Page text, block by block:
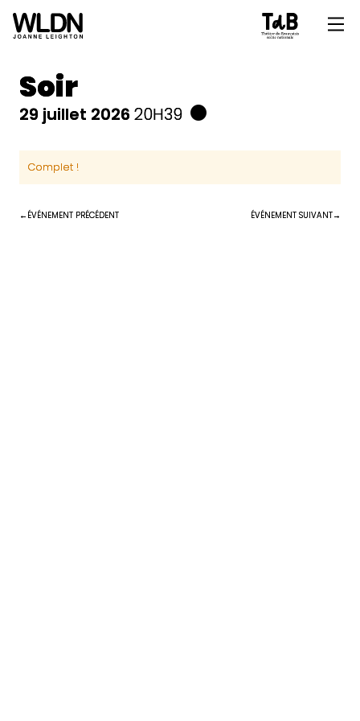
Soir
29 juillet 2026 20H39
Complet !
ÉVÉNEMENT PRÉCÉDENT ÉVÉNEMENT SUIVANT